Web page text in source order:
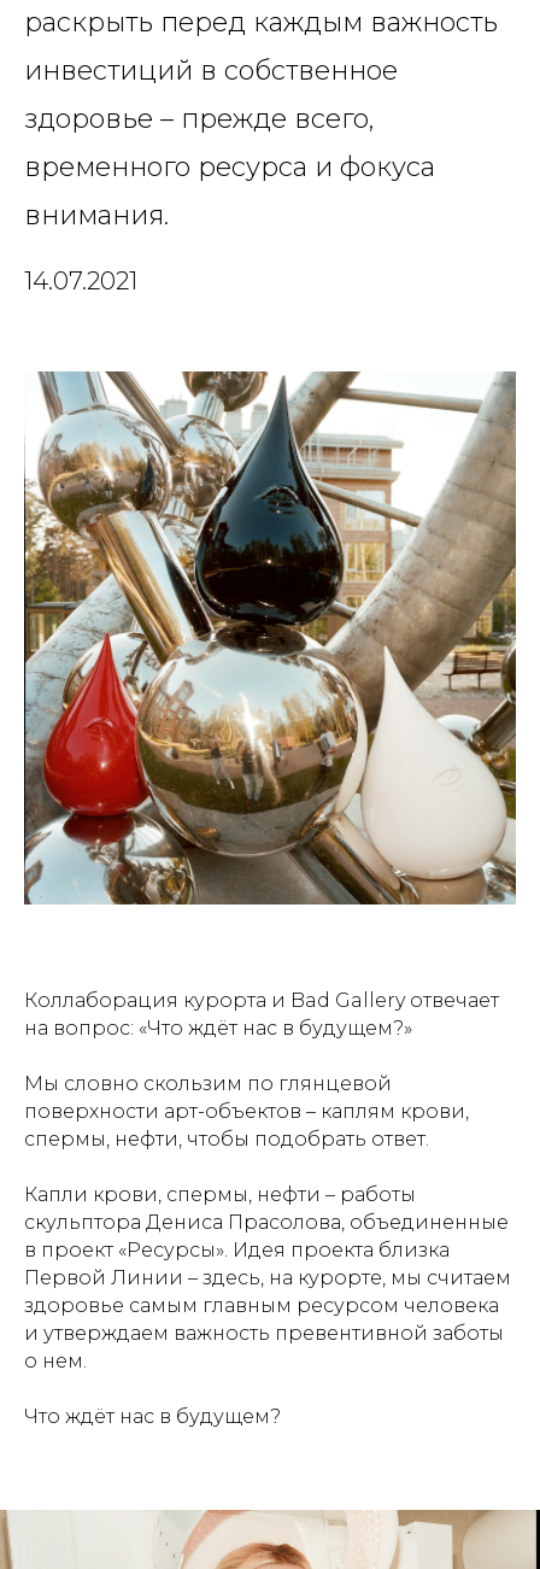
раскрыть перед каждым важность
инвестиций в собственное
здоровье – прежде всего,
временного ресурса и фокуса
внимания.
14.07.2021
Коллаборация курорта и Bad Gallery отвечает
на вопрос: «Что ждёт нас в будущем?»
Мы словно скользим по глянцевой
поверхности арт-объектов – каплям крови,
спермы, нефти, чтобы подобрать ответ.
Капли крови, спермы, нефти – работы
скульптора Дениса Прасолова, объединенные
в проект «Ресурсы». Идея проекта близка
Первой Линии – здесь, на курорте, мы считаем
здоровье самым главным ресурсом человека
и утверждаем важность превентивной заботы
о нем.
Что ждёт нас в будущем?